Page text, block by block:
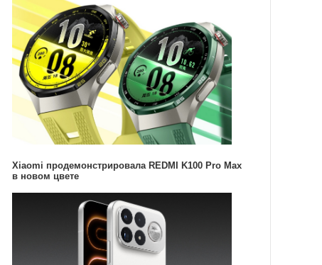
Xiaomi продемонстрировала REDMI K100 Pro Max
в новом цвете